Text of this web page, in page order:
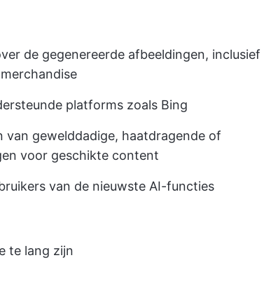
de gegenereerde afbeeldingen, inclusief
platforms zoals Bing
van gewelddadige, haatdragende of
voor geschikte content
van de nieuwste AI-functies
te lang zijn